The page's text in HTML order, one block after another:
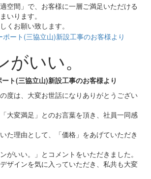
空間」で、お客様に一層ご満足いただける
いります。
くお願い致します。
いい。
ト(三協立山)新設工事のお客様より
度は、大変お世話になりありがとうござい
大変満足」とのお言葉を頂き、社員一同感
た理由として、「価格」をあげていただき
がいい。」とコメントをいただきました。
ザインを気に入っていただき、私共も大変